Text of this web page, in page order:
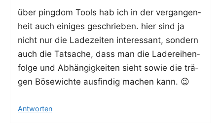
über ping­dom Tools hab ich in der ver­gan­gen­
heit auch eini­ges geschrie­ben. hier sind ja
nicht nur die Lade­zei­ten inter­es­sant, son­dern
auch die Tat­sa­che, dass man die Lade­rei­hen­
fol­ge und Abhän­gig­kei­ten sieht sowie die trä­
gen Böse­wich­te aus­fin­dig machen kann. 😉
Antworten